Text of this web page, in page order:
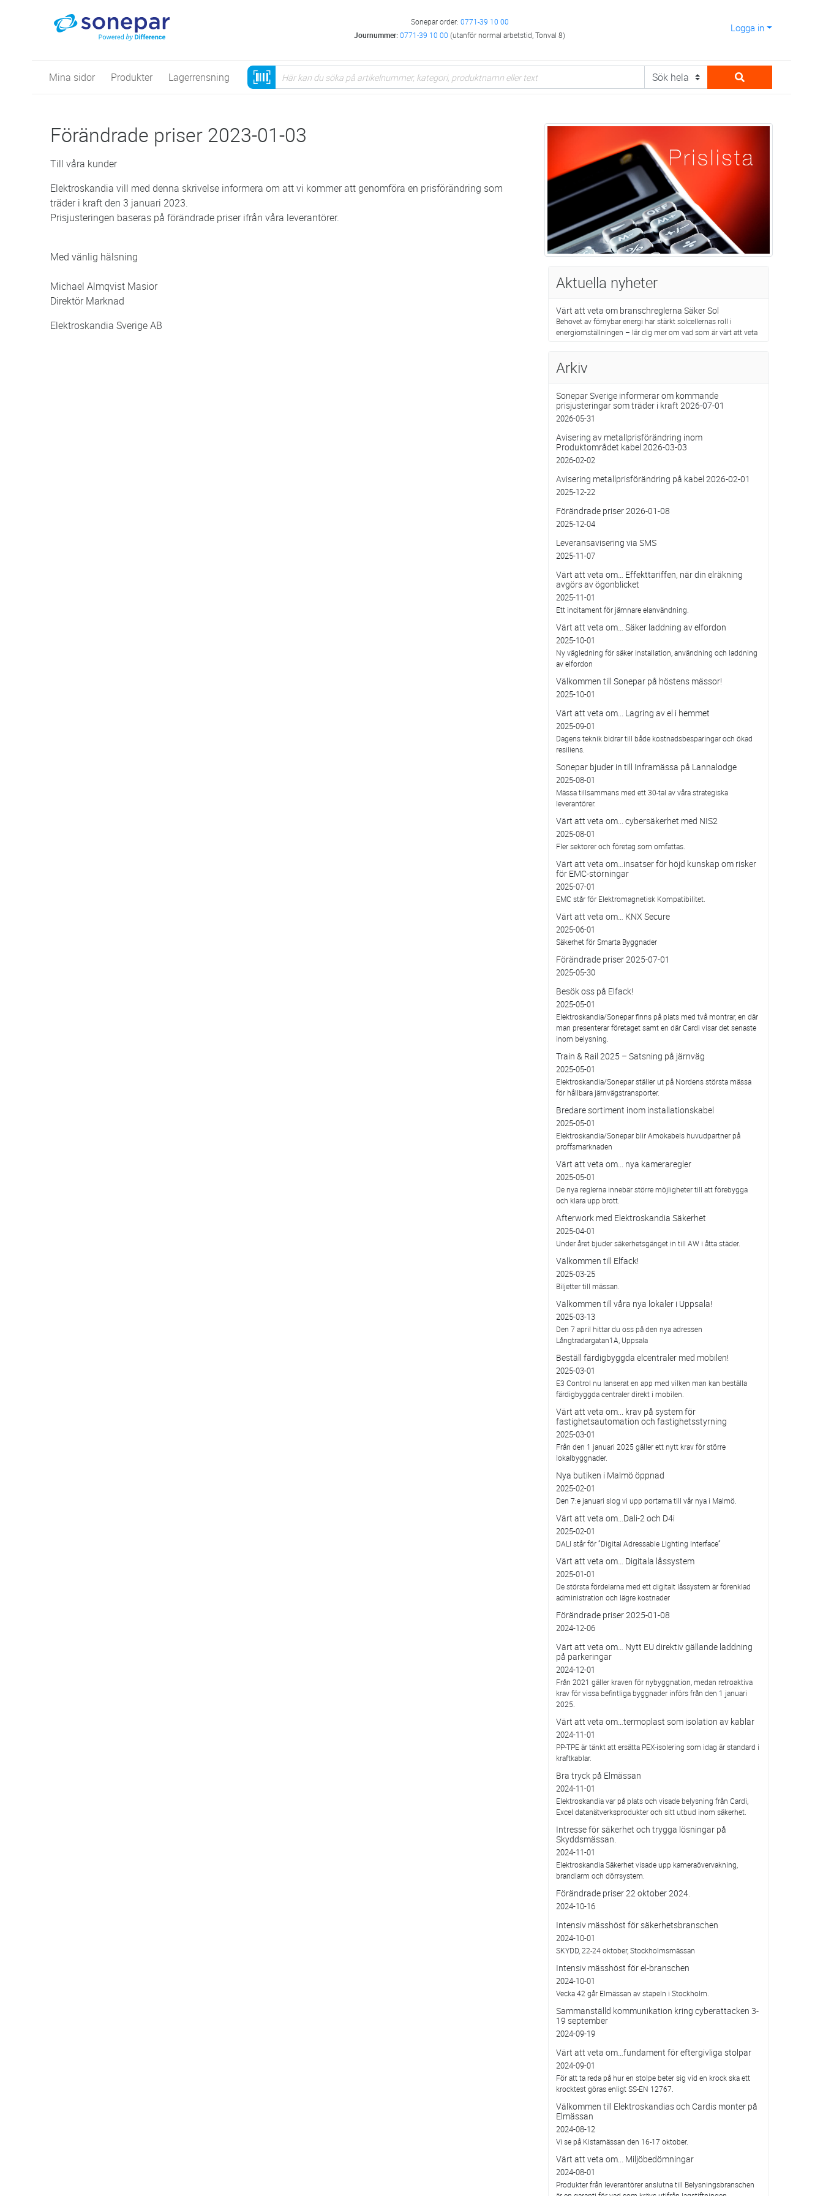
Sonepar order: 0771-39 10 00
Journummer:0771-39 10 00 (utanför normal arbetstid, Tonval 8)
Logga in
Mina sidor Produkter Lagerrensning
Förändrade priser 2023-01-03
Till våra kunder
Elektroskandia vill med denna skrivelse informera om att vi kommer att genomföra en prisförändring som
träder i kraft den 3 januari 2023.
Prisjusteringen baseras på förändrade priser ifrån våra leverantörer.
Med vänlig hälsning
Michael Almqvist Masior
Direktör Marknad
Elektroskandia Sverige AB
Aktuella nyheter
Värt att veta om branschreglerna Säker Sol
Behovet av förnybar energi har stärkt solcellernas roll i
energiomställningen – lär dig mer om vad som är värt att veta
Arkiv
Sonepar Sverige informerar om kommande
prisjusteringar som träder i kraft 2026-07-01
2026-05-31
Avisering av metallprisförändring inom
Produktområdet kabel 2026-03-03
2026-02-02
Avisering metallprisförändring på kabel 2026-02-01
2025-12-22
Förändrade priser 2026-01-08
2025-12-04
Leveransavisering via SMS
2025-11-07
Värt att veta om… Effekttariffen, när din elräkning
avgörs av ögonblicket
2025-11-01
Ett incitament för jämnare elanvändning.
Värt att veta om… Säker laddning av elfordon
2025-10-01
Ny vägledning för säker installation, användning och laddning
av elfordon
Välkommen till Sonepar på höstens mässor!
2025-10-01
Värt att veta om... Lagring av el i hemmet
2025-09-01
Dagens teknik bidrar till både kostnadsbesparingar och ökad
resiliens.
Sonepar bjuder in till Inframässa på Lannalodge
2025-08-01
Mässa tillsammans med ett 30-tal av våra strategiska
leverantörer.
Värt att veta om... cybersäkerhet med NIS2
2025-08-01
Fler sektorer och företag som omfattas.
Värt att veta om…insatser för höjd kunskap om risker
för EMC-störningar
2025-07-01
EMC står för Elektromagnetisk Kompatibilitet.
Värt att veta om… KNX Secure
2025-06-01
Säkerhet för Smarta Byggnader
Förändrade priser 2025-07-01
2025-05-30
Besök oss på Elfack!
2025-05-01
Elektroskandia/Sonepar finns på plats med två montrar, en där
man presenterar företaget samt en där Cardi visar det senaste
inom belysning.
Train & Rail 2025 – Satsning på järnväg
2025-05-01
Elektroskandia/Sonepar ställer ut på Nordens största mässa
för hållbara järnvägstransporter.
Bredare sortiment inom installationskabel
2025-05-01
Elektroskandia/Sonepar blir Amokabels huvudpartner på
proffsmarknaden
Värt att veta om... nya kameraregler
2025-05-01
De nya reglerna innebär större möjligheter till att förebygga
och klara upp brott.
Afterwork med Elektroskandia Säkerhet
2025-04-01
Under året bjuder säkerhetsgänget in till AW i åtta städer.
Välkommen till Elfack!
2025-03-25
Biljetter till mässan.
Välkommen till våra nya lokaler i Uppsala!
2025-03-13
Den 7 april hittar du oss på den nya adressen
Långtradargatan1A, Uppsala
Beställ färdigbyggda elcentraler med mobilen!
2025-03-01
E3 Control nu lanserat en app med vilken man kan beställa
färdigbyggda centraler direkt i mobilen.
Värt att veta om... krav på system för
fastighetsautomation och fastighetsstyrning
2025-03-01
Från den 1 januari 2025 gäller ett nytt krav för större
lokalbyggnader.
Nya butiken i Malmö öppnad
2025-02-01
Den 7:e januari slog vi upp portarna till vår nya i Malmö.
Värt att veta om…Dali-2 och D4i
2025-02-01
DALI står för ”Digital Adressable Lighting Interface”
Värt att veta om… Digitala låssystem
2025-01-01
De största fördelarna med ett digitalt låssystem är förenklad
administration och lägre kostnader
Förändrade priser 2025-01-08
2024-12-06
Värt att veta om… Nytt EU direktiv gällande laddning
på parkeringar
2024-12-01
Från 2021 gäller kraven för nybyggnation, medan retroaktiva
krav för vissa befintliga byggnader införs från den 1 januari
2025.
Värt att veta om…termoplast som isolation av kablar
2024-11-01
PP-TPE är tänkt att ersätta PEX-isolering som idag är standard i
kraftkablar.
Bra tryck på Elmässan
2024-11-01
Elektroskandia var på plats och visade belysning från Cardi,
Excel datanätverksprodukter och sitt utbud inom säkerhet.
Intresse för säkerhet och trygga lösningar på
Skyddsmässan.
2024-11-01
Elektroskandia Säkerhet visade upp kameraövervakning,
brandlarm och dörrsystem.
Förändrade priser 22 oktober 2024.
2024-10-16
Intensiv mässhöst för säkerhetsbranschen
2024-10-01
SKYDD, 22-24 oktober, Stockholmsmässan
Intensiv mässhöst för el-branschen
2024-10-01
Vecka 42 går Elmässan av stapeln i Stockholm.
Sammanställd kommunikation kring cyberattacken 3-
19 september
2024-09-19
Värt att veta om…fundament för eftergivliga stolpar
2024-09-01
För att ta reda på hur en stolpe beter sig vid en krock ska ett
krocktest göras enligt SS-EN 12767.
Välkommen till Elektroskandias och Cardis monter på
Elmässan
2024-08-12
Vi se på Kistamässan den 16-17 oktober.
Värt att veta om... Miljöbedömningar
2024-08-01
Produkter från leverantörer anslutna till Belysningsbranschen